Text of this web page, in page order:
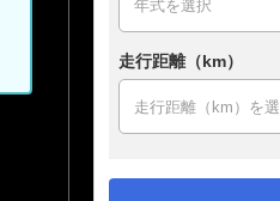
走行距離（km）